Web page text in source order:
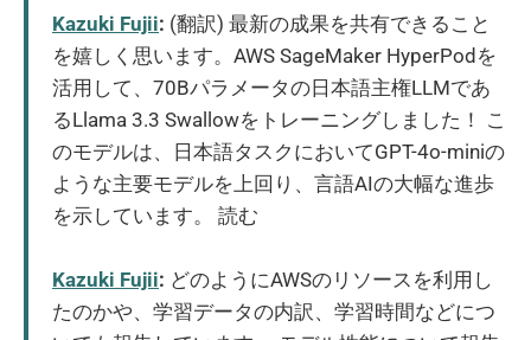
Kazuki Fujii: (翻訳) 最新の成果を共有できること
を嬉しく思います。AWS SageMaker HyperPodを
活用して、70Bパラメータの日本語主権LLMであ
るLlama 3.3 Swallowをトレーニングしました！ こ
のモデルは、日本語タスクにおいてGPT-4o-miniの
ような主要モデルを上回り、言語AIの大幅な進歩
を示しています。 読む
Kazuki Fujii: どのようにAWSのリソースを利用し
たのかや、学習データの内訳、学習時間などにつ